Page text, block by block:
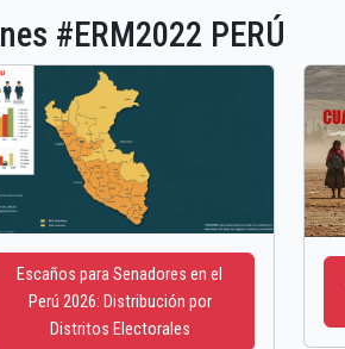
#ERM2022 PERÚ
Escaños para Senadores en el
Perú 2026: Distribución por
Distritos Electorales